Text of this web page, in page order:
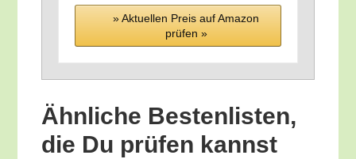
» Aktu­el­len Preis auf Ama­zon
prü­fen »
Ähn­li­che Bes­ten­lis­ten,
die Du prü­fen kannst